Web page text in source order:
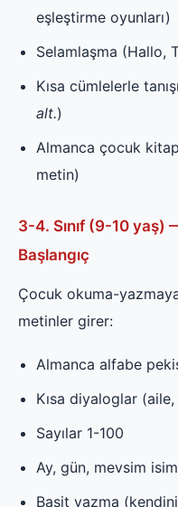
eşleştirme oyunları)
Selamlaşma (Hallo,
Kısa cümlelerle
alt.)
Almanca çocuk
metin)
3-4. Sınıf (9-10 yaş)
Başlangıç
Çocuk okuma-
metinler girer:
Almanca alfabe
Kısa diyaloglar
Sayılar 1-100
Ay, gün, mevsim
Basit yazma